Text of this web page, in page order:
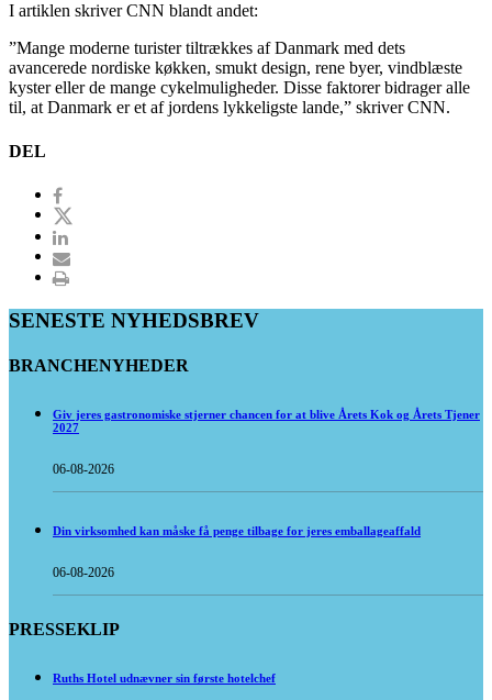
I artiklen skriver CNN blandt andet:
”Mange moderne turister tiltrækkes af Danmark med dets
avancerede nordiske køkken, smukt design, rene byer, vindblæste
kyster eller de mange cykelmuligheder. Disse faktorer bidrager alle
til, at Danmark er et af jordens lykkeligste lande,” skriver CNN.
DEL
SENESTE NYHEDSBREV
BRANCHENYHEDER
Giv jeres gastronomiske stjerner chancen for at blive Årets Kok og Årets Tjener
2027
06-08-2026
Din virksomhed kan måske få penge tilbage for jeres emballageaffald
06-08-2026
PRESSEKLIP
Ruths Hotel udnævner sin første hotelchef